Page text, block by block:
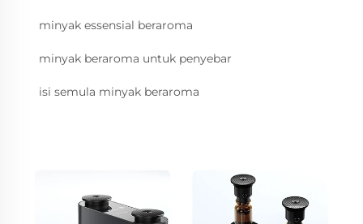
minyak essensial beraroma
minyak beraroma untuk penyebar
isi semula minyak beraroma